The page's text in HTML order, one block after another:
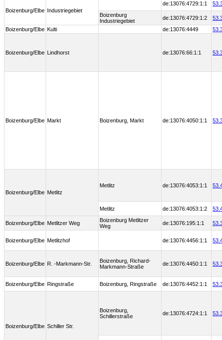
Boizenburg/Elbe Industriegebiet
de:13076:4729:1:1
Boizenburg
Industriegebiet
de:13076:4729:1:2
Boizenburg/Elbe Kulti de:13076:4449
Boizenburg/Elbe Lindhorst de:13076:66:1:1
Boizenburg/Elbe Markt Boizenburg, Markt de:13076:4050:1:1
Boizenburg/Elbe Metlitz
Metlitz de:13076:4053:1:1
Metlitz de:13076:4053:1:2
Boizenburg/Elbe Metlitzer Weg
Boizenburg Metlitzer
Weg
de:13076:195:1:1
Boizenburg/Elbe Metlitzhof de:13076:4456:1:1
Boizenburg/Elbe R. -Markmann-Str.
Boizenburg, Richard-
Markmann-Straße
de:13076:4450:1:1
Boizenburg/Elbe Ringstraße Boizenburg, Ringstraße de:13076:4452:1:1
Boizenburg/Elbe Schiller Str.
Boizenburg,
Schillerstraße
de:13076:4724:1:1